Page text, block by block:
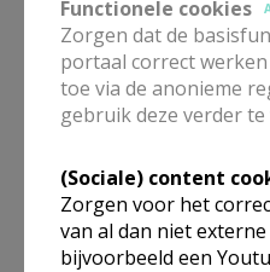
Deel dit artikel
Functionele cookies
Zorgen dat de
portaal correct
toe via de anonieme
gebruik deze verder
(Sociale) content
Zorgen voor het
van al dan niet
bijvoorbeeld een